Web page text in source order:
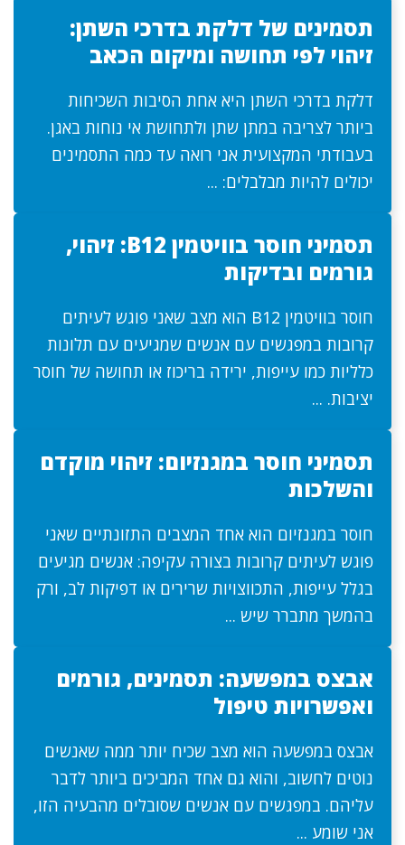
תסמינים של דלקת בדרכי השתן:
זיהוי לפי תחושה ומיקום הכאב
דלקת בדרכי השתן היא אחת הסיבות השכיחות
ביותר לצריבה במתן שתן ולתחושת אי נוחות באגן.
בעבודתי המקצועית אני רואה עד כמה התסמינים
יכולים להיות מבלבלים: ...
תסמיני חוסר בוויטמין B12: זיהוי,
גורמים ובדיקות
חוסר בוויטמין B12 הוא מצב שאני פוגש לעיתים
קרובות במפגשים עם אנשים שמגיעים עם תלונות
כלליות כמו עייפות, ירידה בריכוז או תחושה של חוסר
יציבות. ...
תסמיני חוסר במגנזיום: זיהוי מוקדם
והשלכות
חוסר במגנזיום הוא אחד המצבים התזונתיים שאני
פוגש לעיתים קרובות בצורה עקיפה: אנשים מגיעים
בגלל עייפות, התכווצויות שרירים או דפיקות לב, ורק
בהמשך מתברר שיש ...
אבצס במפשעה: תסמינים, גורמים
ואפשרויות טיפול
אבצס במפשעה הוא מצב שכיח יותר ממה שאנשים
נוטים לחשוב, והוא גם אחד המביכים ביותר לדבר
עליהם. במפגשים עם אנשים שסובלים מהבעיה הזו,
אני שומע ...